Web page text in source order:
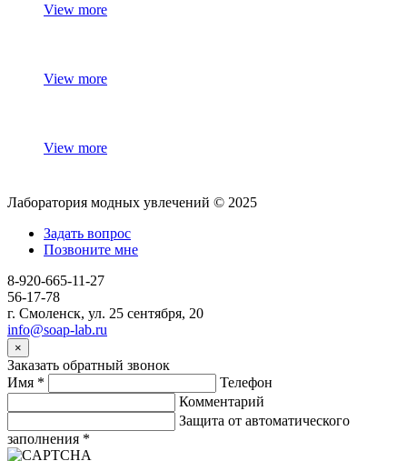
View more
View more
View more
Лаборатория модных увлечений © 2025
Задать вопрос
Позвоните мне
8-920-665-11-27
56-17-78
г. Смоленск, ул. 25 сентября, 20
info@soap-lab.ru
×
Заказать обратный звонок
Имя *
Телефон
Комментарий
Защита от автоматического
заполнения *